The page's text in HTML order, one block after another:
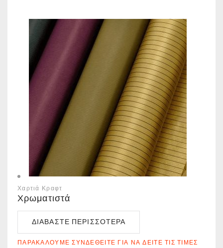
Χαρτιά Κραφτ
Χρωματιστά
ΔΙΑΒΆΣΤΕ ΠΕΡΙΣΣΌΤΕΡΑ
ΠΑΡΑΚΑΛΟΎΜΕ ΣΥΝΔΕΘΕΊΤΕ ΓΙΑ ΝΑ ΔΕΊΤΕ ΤΙΣ ΤΙΜΈΣ